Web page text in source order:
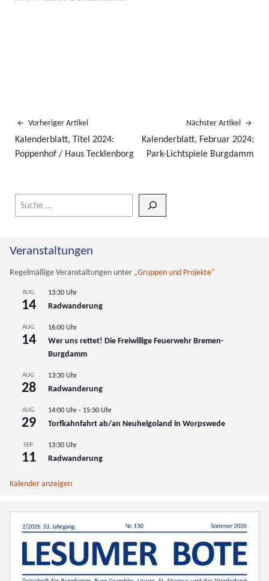
Vorheriger Artikel
Kalenderblatt, Titel 2024:
Poppenhof / Haus Tecklenborg
Nächster Artikel
Kalenderblatt, Februar 2024:
Park-Lichtspiele Burgdamm
Veranstaltungen
Regelmäßige Veranstaltungen unter „Gruppen und Projekte“
AUG.
14
13:30 Uhr
Radwanderung
AUG.
14
16:00 Uhr
Wer uns rettet! Die Freiwillige Feuerwehr Bremen-
Burgdamm
AUG.
28
13:30 Uhr
Radwanderung
AUG.
29
14:00 Uhr - 15:30 Uhr
Torfkahnfahrt ab/an Neuhelgoland in Worpswede
SEP.
11
13:30 Uhr
Radwanderung
Kalender anzeigen